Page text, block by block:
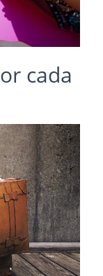
cada